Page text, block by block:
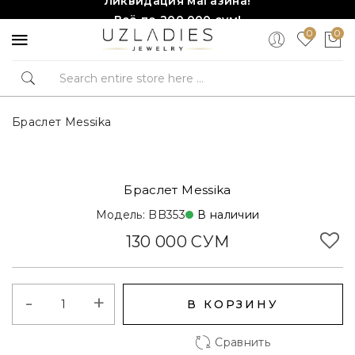
Всё по 200,000 сум!
Торопитесь, количество ограничено!❤️!0 0
Браслет Messika
Браслет Messika
Модель: BB353 В наличии
130 000 СУМ
- + В КОРЗИНУ
Сравнить